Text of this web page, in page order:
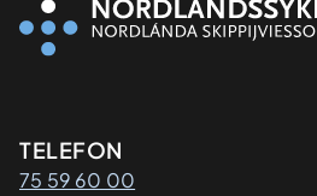
Kontaktinformasjon
TELEFON
75 59 60 00